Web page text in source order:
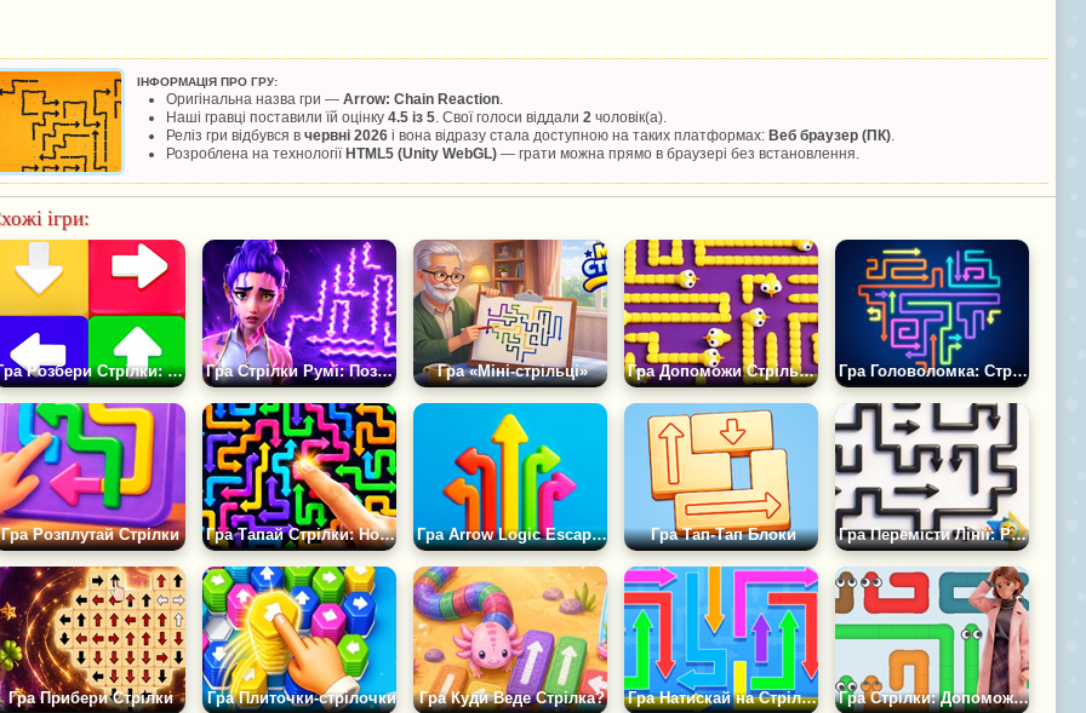
ІНФОРМАЦІЯ ПРО ГРУ:
Оригінальна назва гри — Arrow: Chain Reaction.
Наші гравці поставили їй оцінку 4.5 із 5. Свої голоси віддали 2 чоловік(а).
Реліз гри відбувся в червні 2026 і вона відразу стала доступною на таких платформах: Веб браузер (ПК).
Розроблена на технології HTML5 (Unity WebGL) — грати можна прямо в браузері без встановлення.
ігри:
Гра Розбери Стрілки: Головоломка Гра Стрілки Румі: Позбав її Знаків Гра «Міні-стрільці» Гра Допоможи Стрільцю Втекти Гра Головоломка: Стрілки та Змійки
Гра Розплутай Стрілки Гра Тапай Стрілки: Нові Рівні Гра Arrow Logic Escape: Головоломка Лабіринт Гра Тап-Тап Блоки Гра Перемісти Лінії: Рятуй
Гра Прибери Стрілки Гра Плиточки-стрілочки Гра Куди Веде Стрілка? Гра Натискай на Стрілки Гра Стрілки: Допоможи Цій Родині